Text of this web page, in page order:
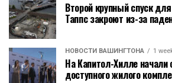
Второй крупный спуск
Таппс закроют из-за
НОВОСТИ ВАШИНГТОНА 1
На Капитол-Хилле начали
доступного жилого